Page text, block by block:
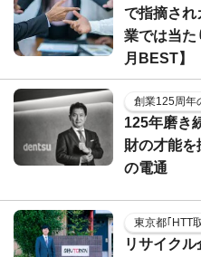
で指摘さ
業では当
月BEST】
創業125周年
125年磨き
財の才能を
の電通
東京都｢HTT
リサイク